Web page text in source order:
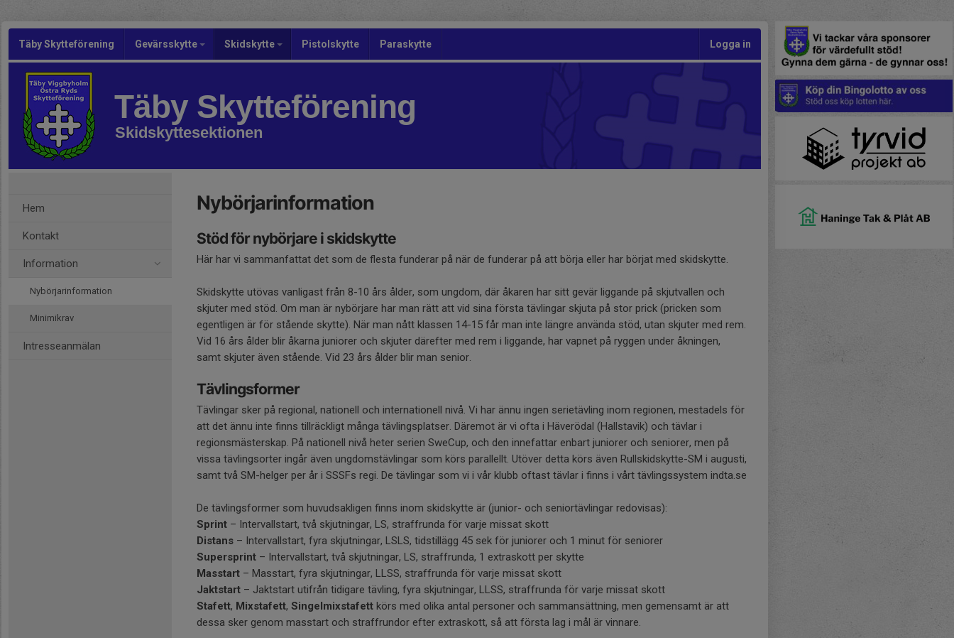
Täby Skytteförening Gevärsskytte Skidskytte Pistolskytte Paraskytte Logga in
Täby Skytteförening
Skidskyttesektionen
Hem
Kontakt
Information
Nybörjarinformation
Minimikrav
Intresseanmälan
Nybörjarinformation
Stöd för nybörjare i skidskytte
Här har vi sammanfattat det som de flesta funderar på när de funderar på att börja eller har börjat med skidskytte.
Skidskytte utövas vanligast från 8-10 års ålder, som ungdom, där åkaren har sitt gevär liggande på skjutvallen och
skjuter med stöd. Om man är nybörjare har man rätt att vid sina första tävlingar skjuta på stor prick (pricken som
egentligen är för stående skytte). När man nått klassen 14-15 får man inte längre använda stöd, utan skjuter med rem.
Vid 16 års ålder blir åkarna juniorer och skjuter därefter med rem i liggande, har vapnet på ryggen under åkningen,
samt skjuter även stående. Vid 23 års ålder blir man senior.
Tävlingsformer
Tävlingar sker på regional, nationell och internationell nivå. Vi har ännu ingen serietävling inom regionen, mestadels för
att det ännu inte finns tillräckligt många tävlingsplatser. Däremot är vi ofta i Häverödal (Hallstavik) och tävlar i
regionsmästerskap. På nationell nivå heter serien SweCup, och den innefattar enbart juniorer och seniorer, men på
vissa tävlingsorter ingår även ungdomstävlingar som körs parallellt. Utöver detta körs även Rullskidskytte-SM i augusti,
samt två SM-helger per år i SSSFs regi. De tävlingar som vi i vår klubb oftast tävlar i finns i vårt tävlingssystem indta.se
De tävlingsformer som huvudsakligen finns inom skidskytte är (junior- och seniortävlingar redovisas):
Sprint – Intervallstart, två skjutningar, LS, straffrunda för varje missat skott
Distans – Intervallstart, fyra skjutningar, LSLS, tidstillägg 45 sek för juniorer och 1 minut för seniorer
Supersprint – Intervallstart, två skjutningar, LS, straffrunda, 1 extraskott per skytte
Masstart – Masstart, fyra skjutningar, LLSS, straffrunda för varje missat skott
Jaktstart – Jaktstart utifrån tidigare tävling, fyra skjutningar, LLSS, straffrunda för varje missat skott
Stafett, Mixstafett, Singelmixstafett körs med olika antal personer och sammansättning, men gemensamt är att
dessa sker genom masstart och straffrundor efter extraskott, så att första lag i mål är vinnare.